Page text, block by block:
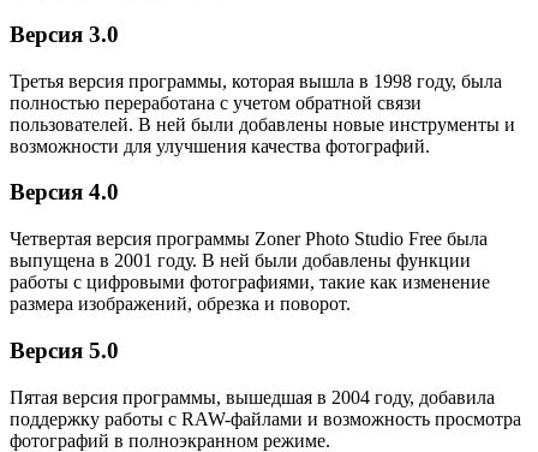
Версия 3.0
Третья версия программы, которая вышла в 1998 году, была
полностью переработана с учетом обратной связи
пользователей. В ней были добавлены новые инструменты и
возможности для улучшения качества фотографий.
Версия 4.0
Четвертая версия программы Zoner Photo Studio Free была
выпущена в 2001 году. В ней были добавлены функции
работы с цифровыми фотографиями, такие как изменение
размера изображений, обрезка и поворот.
Версия 5.0
Пятая версия программы, вышедшая в 2004 году, добавила
поддержку работы с RAW-файлами и возможность просмотра
фотографий в полноэкранном режиме.